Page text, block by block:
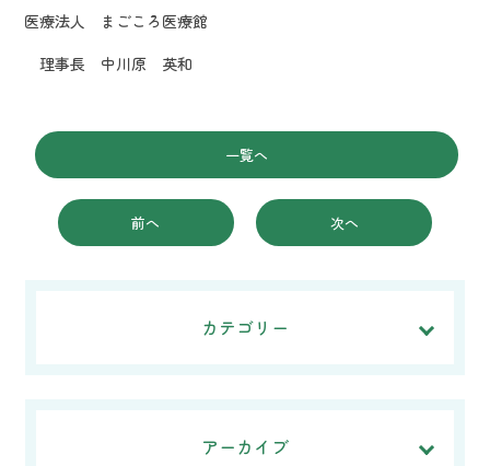
医療法人 まごころ医療館
理事長 中川原 英和
前へ
一覧へ
次へ
カテゴリー
アーカイブ